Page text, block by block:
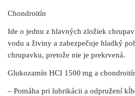
Chondroitín
Ide o jednu z hlavných zložiek
vodu a živiny a zabezpečuje hladký
chrupavku, pretože nie je prekrvená.
Glukozamín HCI 1500 mg a
– Pomáha pri lubrikácii a odpružení